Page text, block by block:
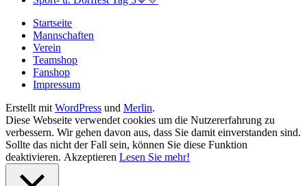
Startseite
Mannschaften
Verein
Teamshop
Fanshop
Impressum
Erstellt mit WordPress und Merlin.
Diese Webseite verwendet cookies um die Nutzererfahrung zu
verbessern. Wir gehen davon aus, dass Sie damit einverstanden sind.
Sollte das nicht der Fall sein, können Sie diese Funktion
deaktivieren. Akzeptieren Lesen Sie mehr!